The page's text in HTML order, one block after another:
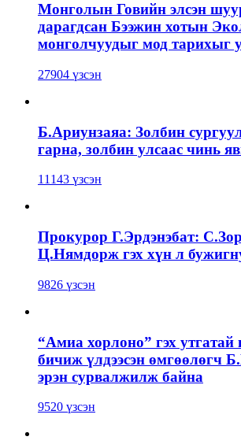
Монголын Говийн элсэн
дарагдсан Бээжин хотын
монголчуудыг мод тарихыг
27904 үзсэн
Б.Ариунзаяа: Золбин
гарна, золбин улсаас чинь
11143 үзсэн
Прокурор Г.Эрдэнэбат:
Ц.Нямдорж гэх хүн л
9826 үзсэн
“Амиа хорлоно” гэх утгатай
бичиж үлдээсэн өмгөөлөгч
эрэн сурвалжилж байна
9520 үзсэн